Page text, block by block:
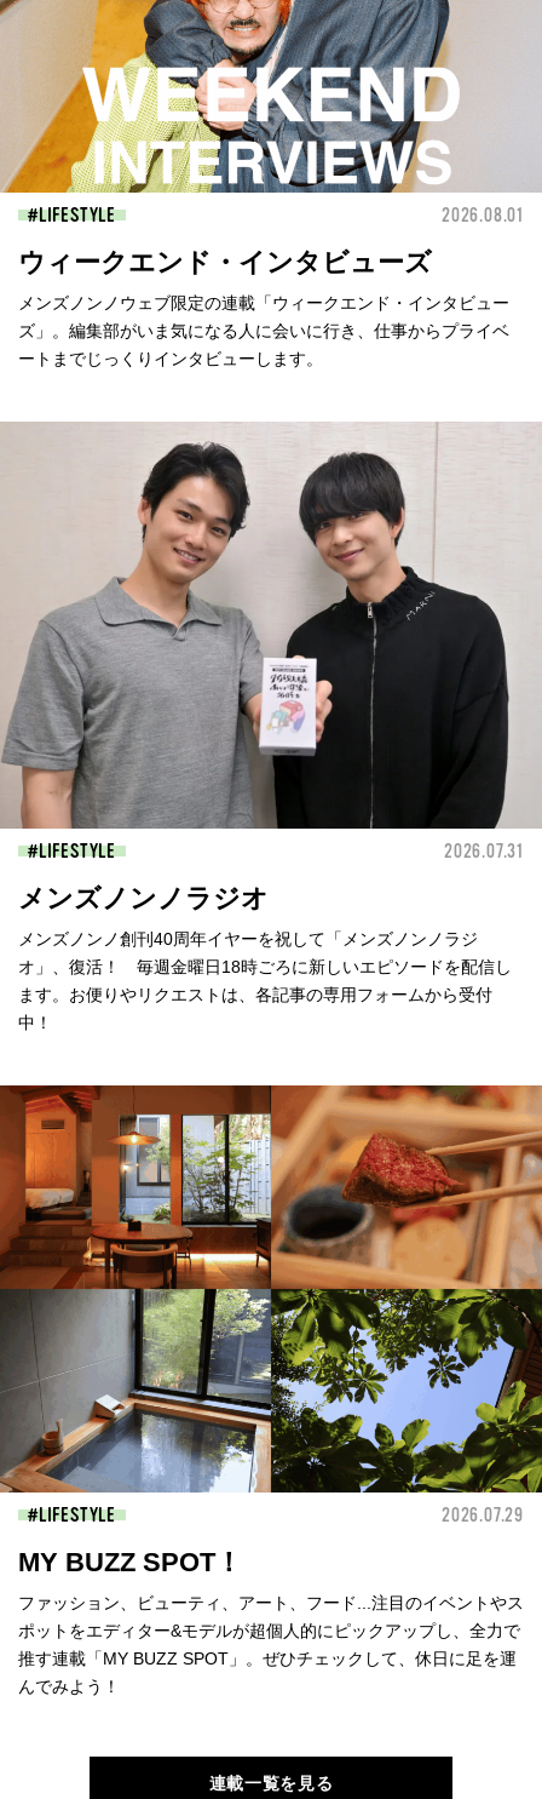
LIFESTYLE 2026.08.01
ウィークエンド・インタビューズ
メンズノンノウェブ限定の連載「ウィークエンド・インタビュー
ズ」。編集部がいま気になる人に会いに行き、仕事からプライベ
ートまでじっくりインタビューします。
LIFESTYLE 2026.07.31
メンズノンノラジオ
メンズノンノ創刊40周年イヤーを祝して「メンズノンノラジ
オ」、復活！ 毎週金曜日18時ごろに新しいエピソードを配信し
ます。お便りやリクエストは、各記事の専用フォームから受付
中！
LIFESTYLE 2026.07.29
MY BUZZ SPOT！
ファッション、ビューティ、アート、フード...注目のイベントやス
ポットをエディター&モデルが超個人的にピックアップし、全力で
推す連載「MY BUZZ SPOT」。ぜひチェックして、休日に足を運
んでみよう！
連載一覧を見る